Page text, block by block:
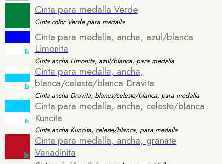
Cinta para medalla Verde
Cinta color Verde para medalla
Cinta para medalla, ancha, azul/blanca
Limonita
Cinta ancha Limonita, azul/blanca, para medalla
Cinta para medalla, ancha,
blanca/celeste/blanca Dravita
Cinta ancha Dravita, blanca/celeste/blanca, para medalla
Cinta para medalla, ancha, celeste/blanca
Kuncita
Cinta ancha Kuncita, celeste/blanca, para medalla
Cinta para medalla, ancha, granate
Vanadinita